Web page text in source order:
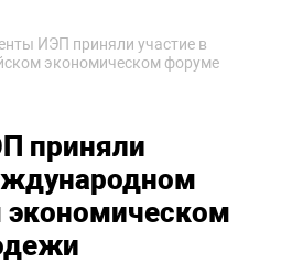
ИЭП приняли участие в
экономическом форуме
приняли
экономическом